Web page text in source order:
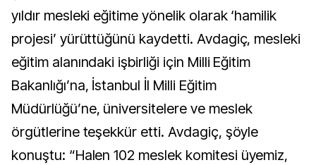
yıldır mesleki eğitime yönelik olarak ‘hamilik
projesi’ yürüttüğünü kaydetti. Avdagiç, mesleki
eğitim alanındaki işbirliği için Milli Eğitim
Bakanlığı’na, İstanbul İl Milli Eğitim
Müdürlüğü’ne, üniversitelere ve meslek
örgütlerine teşekkür etti. Avdagiç, şöyle
konuştu: “Halen 102 meslek komitesi üyemiz,